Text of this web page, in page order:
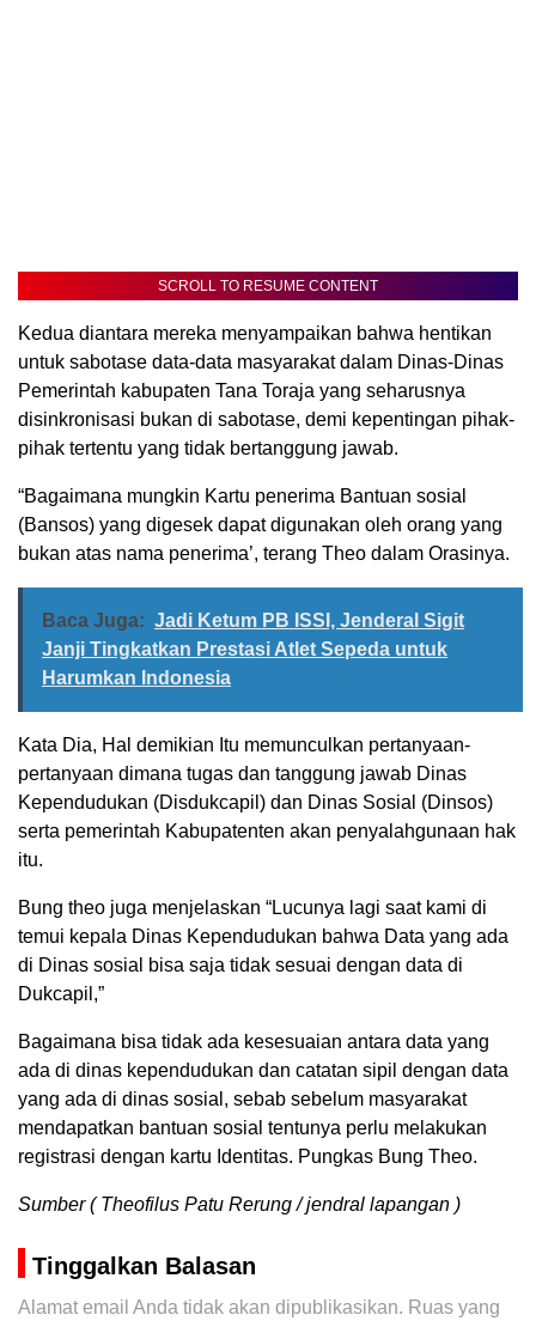
SCROLL TO RESUME CONTENT
Kedua diantara mereka menyampaikan bahwa hentikan
untuk sabotase data-data masyarakat dalam Dinas-Dinas
Pemerintah kabupaten Tana Toraja yang seharusnya
disinkronisasi bukan di sabotase, demi kepentingan pihak-
pihak tertentu yang tidak bertanggung jawab.
“Bagaimana mungkin Kartu penerima Bantuan sosial
(Bansos) yang digesek dapat digunakan oleh orang yang
bukan atas nama penerima’, terang Theo dalam Orasinya.
Baca Juga: Jadi Ketum PB ISSI, Jenderal Sigit
Janji Tingkatkan Prestasi Atlet Sepeda untuk
Harumkan Indonesia
Kata Dia, Hal demikian Itu memunculkan pertanyaan-
pertanyaan dimana tugas dan tanggung jawab Dinas
Kependudukan (Disdukcapil) dan Dinas Sosial (Dinsos)
serta pemerintah Kabupatenten akan penyalahgunaan hak
itu.
Bung theo juga menjelaskan “Lucunya lagi saat kami di
temui kepala Dinas Kependudukan bahwa Data yang ada
di Dinas sosial bisa saja tidak sesuai dengan data di
Dukcapil,”
Bagaimana bisa tidak ada kesesuaian antara data yang
ada di dinas kependudukan dan catatan sipil dengan data
yang ada di dinas sosial, sebab sebelum masyarakat
mendapatkan bantuan sosial tentunya perlu melakukan
registrasi dengan kartu Identitas. Pungkas Bung Theo.
Sumber ( Theofilus Patu Rerung / jendral lapangan )
Tinggalkan Balasan
Alamat email Anda tidak akan dipublikasikan. Ruas yang